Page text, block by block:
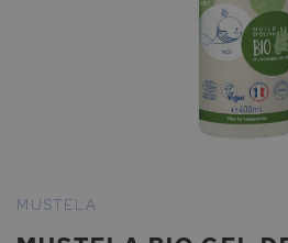
para
MUSTELA